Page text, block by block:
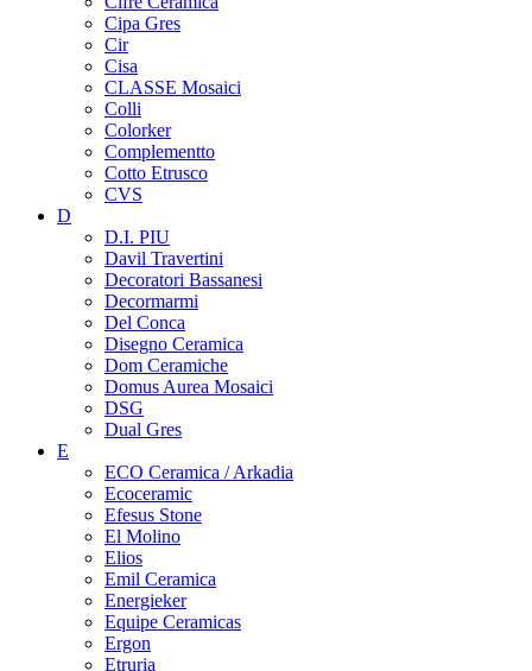
Cipa Gres
Cir
Cisa
CLASSE Mosaici
Colli
Colorker
Complementto
Cotto Etrusco
CVS
D
D.I. PIU
Davil Travertini
Decoratori Bassanesi
Decormarmi
Del Conca
Disegno Ceramica
Dom Ceramiche
Domus Aurea Mosaici
DSG
Dual Gres
E
ECO Ceramica / Arkadia
Ecoceramic
Efesus Stone
El Molino
Elios
Emil Ceramica
Energieker
Equipe Ceramicas
Ergon
Etruria